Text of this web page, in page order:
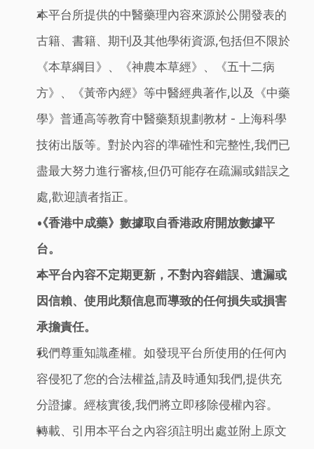
本平台所提供的中醫藥理內容來源於公開發表的
古籍、書籍、期刊及其他學術資源,包括但不限於
《本草綱目》、《神農本草經》、《五十二病
方》、《黃帝內經》等中醫經典著作,以及《中藥
學》普通高等教育中醫藥類規劃教材 - 上海科學
技術出版等。對於內容的準確性和完整性,我們已
盡最大努力進行審核,但仍可能存在疏漏或錯誤之
處,歡迎讀者指正。
《香港中成藥》數據取自香港政府開放數據平
台。
本平台內容不定期更新，不對內容錯誤、遺漏或
因信賴、使用此類信息而導致的任何損失或損害
承擔責任。
我們尊重知識產權。如發現平台所使用的任何內
容侵犯了您的合法權益,請及時通知我們,提供充
分證據。經核實後,我們將立即移除侵權內容。
轉載、引用本平台之內容須註明出處並附上原文